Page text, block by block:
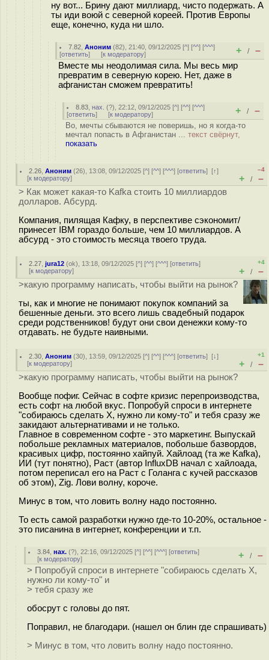
ну вот... Брину дают миллиард, чисто подержать. А
ты иди воюй с северной кореей. Против Европы
еще, конечно, куда ни шло.
7.82 ,Аноним (82), 21:40, 09/12/2025 [^] [^^] [^^^]
[ответить] [к модератору] + / –
Вместе мы неодолимая сила. Мы весь мир
превратим в северную корею. Нет, даже в
афганистан сможем превратить!
8.83 ,нах. (?), 22:12, 09/12/2025 [^] [^^] [^^^]
[ответить] [к модератору] + / –
Во, мечты сбываются не поверишь, но я когда-то
мечтал попасть в Афганистан ... текст свёрнут,
показать
2.26 ,Аноним (26), 13:08, 09/12/2025 [^] [^^] [^^^] [ответить][↑]
[к модератору]
–4
+ / –
> Как может какая-то Kafka стоить 10 миллиардов
долларов. Абсурд.
Компания, пилящая Кафку, в перспективе сэкономит/
принесет IBM гораздо больше, чем 10 миллиардов. А
абсурд - это стоимость месяца твоего труда.
2.27 ,jura12 (ok), 13:18, 09/12/2025 [^] [^^] [^^^] [ответить]
[к модератору]
+4
+ / –
>какую программу написать, чтобы выйти на рынок?
ты, как и многие не понимают покупок компаний за
бешенные деньги. это всего лишь свадебный подарок
среди родственников! будут они свои денежки кому-то
отдавать. не будьте наивными.
2.30 ,Аноним (30), 13:59, 09/12/2025 [^] [^^] [^^^] [ответить][↓]
[к модератору]
+1
+ / –
>какую программу написать, чтобы выйти на рынок?
Вообще пофиг. Сейчас в софте кризис перепроизводства,
есть софт на любой вкус. Попробуй спроси в интернете
"собираюсь сделать Х, нужно ли кому-то" и тебя сразу же
закидают альтернативами и не только.
Главное в современном софте - это маркетинг. Выпускай
побольше рекламных материалов, побольше базвордов,
красивых цифр, постоянно хайпуй. Хайлоад (та же Kafka),
ИИ (тут понятно), Раст (автор InfluxDB начал с хайлоада,
потом переписал его на Раст с Голанга с кучей рассказов
об этом), Zig. Лови волну, короче.
Минус в том, что ловить волну надо постоянно.
То есть самой разработки нужно где-то 10-20%, остальное -
это писанина в интернет, конференции и т.п.
3.84 ,нах. (?), 22:16, 09/12/2025 [^] [^^] [^^^] [ответить]
[к модератору] + / –
> Попробуй спроси в интернете "собираюсь сделать Х,
нужно ли кому-то" и
> тебя сразу же
oбocpyт с головы до пят.
Поправил, не благодари. (нашел он блин где спрашивать)
> Минус в том, что ловить волну надо постоянно.